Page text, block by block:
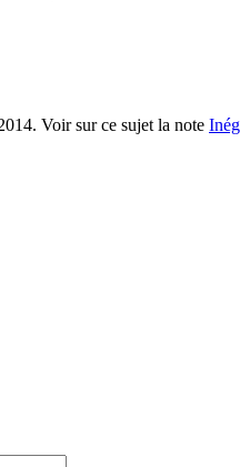
Voir sur ce sujet la note